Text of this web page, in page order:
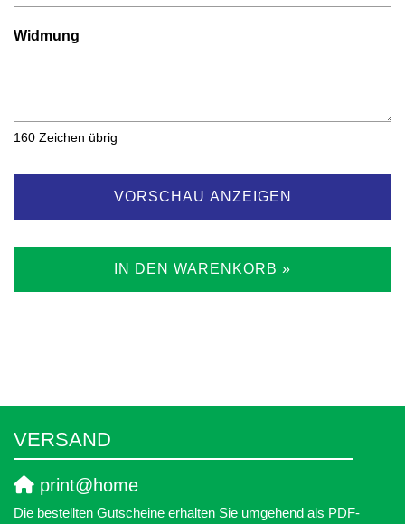
Widmung
160 Zeichen übrig
VORSCHAU ANZEIGEN
IN DEN WARENKORB »
VERSAND
print@home
Die bestellten Gutscheine erhalten Sie umgehend als PDF-